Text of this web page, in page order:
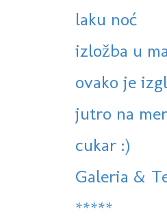
laku noć
izložba u
ovako je
jutro na
cukar :)
Galeria &
*****